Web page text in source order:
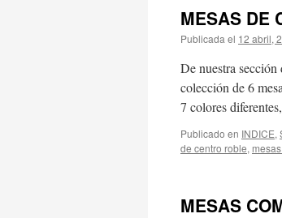
MESAS DE
Publicada el 12 abril,
De nuestra sección
colección de 6
7 colores
Publicado en INDICE,
de centro roble,
MESAS